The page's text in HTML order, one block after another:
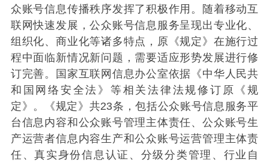
众账号信息传播秩序发挥了积极作用。随着移动互
联网快速发展，公众账号信息服务呈现出专业化、
组织化、商业化等诸多特点，原《规定》在施行过
程中面临新情况新问题，需要适应形势发展进行修
订完善。国家互联网信息办公室依据《中华人民共
和国网络安全法》等相关法律法规修订原《规
定》。《规定》共23条，包括公众账号信息服务平
台信息内容和公众账号管理主体责任、公众账号生
产运营者信息内容生产和公众账号运营管理主体责
任、真实身份信息认证、分级分类管理、行业自